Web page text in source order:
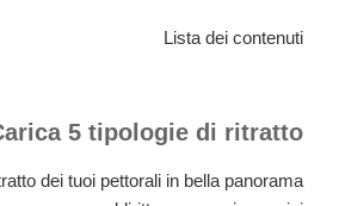
Lista dei contenuti
5 tipologie di ritratto
dei tuoi pettorali in bella panorama